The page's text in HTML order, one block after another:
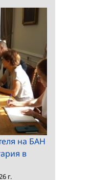
на БАН
в
г.